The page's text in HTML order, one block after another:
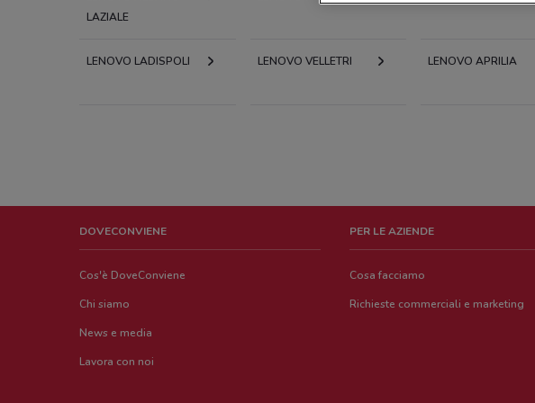
LAZIALE
LENOVO LADISPOLI LENOVO VELLETRI LENOVO APRILIA
DOVECONVIENE
Cos'è DoveConviene
Chi siamo
News e media
Lavora con noi
PER LE AZIENDE
Cosa facciamo
Richieste commerciali e marketing